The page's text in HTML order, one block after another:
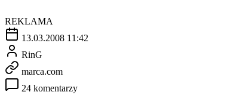
REKLAMA
13.03.2008 11:42
RinG
marca.com
24 komentarzy